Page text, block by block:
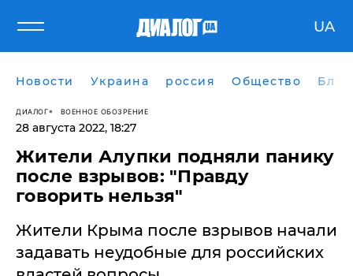
UA
Новости Украина россия Общество
ДИАЛОГ ВОЕННОЕ ОБОЗРЕНИЕ
28 августа 2022, 18:27
Жители Алупки подняли панику
после взрывов: "Правду
говорить нельзя"
Жители Крыма после взрывов начали
задавать неудобные для российских